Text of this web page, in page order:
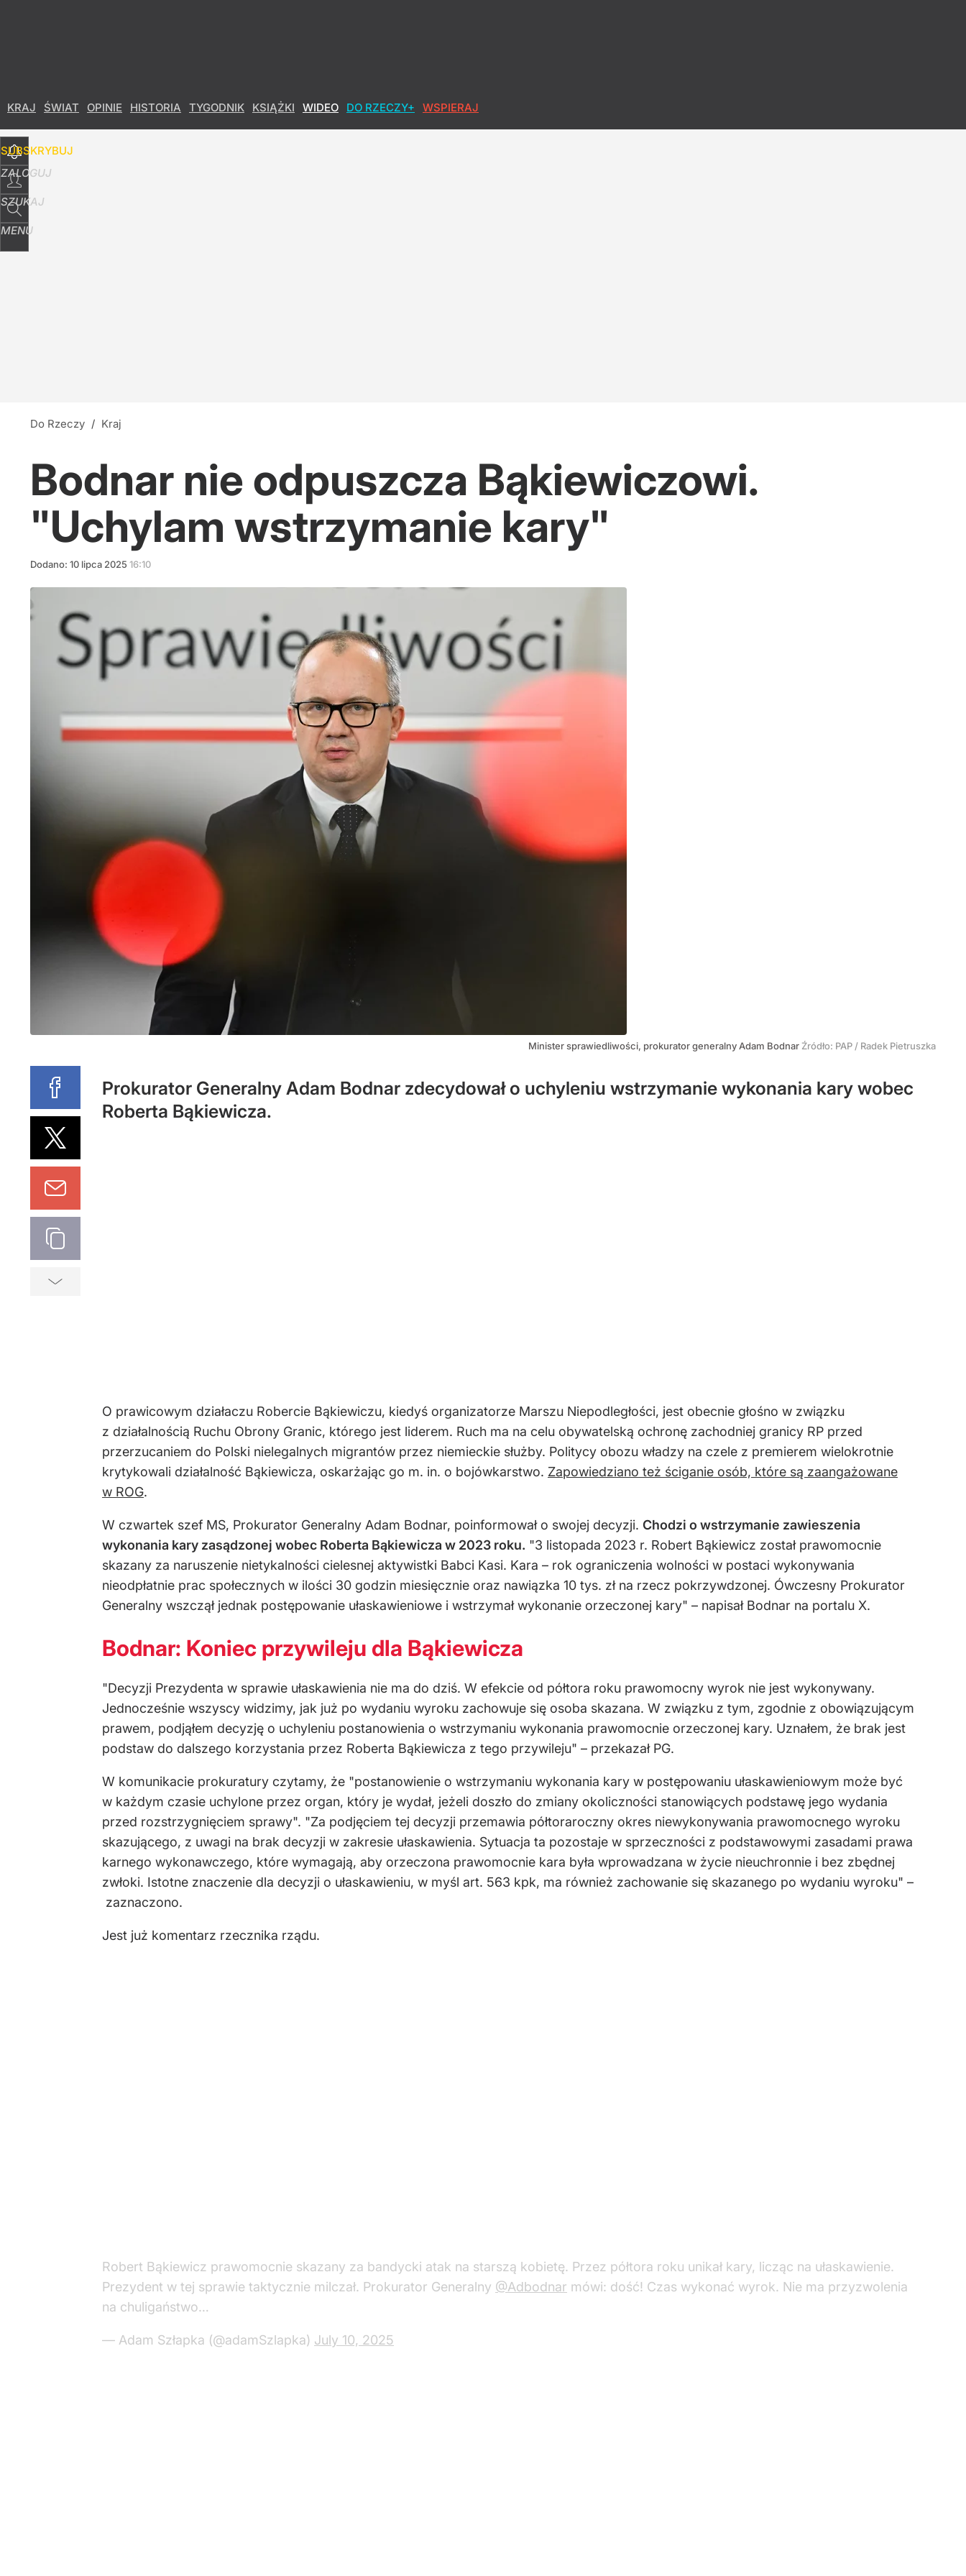
KRAJ ŚWIAT OPINIE HISTORIA TYGODNIK KSIĄŻKI WIDEO DO RZECZY+ WSPIERAJ
SUBSKRYBUJ
ZALOGUJ
SZUKAJ
MENU
Do Rzeczy / Kraj
Bodnar nie odpuszcza Bąkiewiczowi.
"Uchylam wstrzymanie kary"
Dodano: 10 lipca 2025 16:10
Minister sprawiedliwości, prokurator generalny Adam Bodnar Źródło: PAP / Radek Pietruszka
Prokurator Generalny Adam Bodnar zdecydował o uchyleniu wstrzymanie wykonania kary wobec
Roberta Bąkiewicza.
O prawicowym działaczu Robercie Bąkiewiczu, kiedyś organizatorze Marszu Niepodległości, jest obecnie głośno w związku
z działalnością Ruchu Obrony Granic, którego jest liderem. Ruch ma na celu obywatelską ochronę zachodniej granicy RP przed
przerzucaniem do Polski nielegalnych migrantów przez niemieckie służby. Politycy obozu władzy na czele z premierem wielokrotnie
krytykowali działalność Bąkiewicza, oskarżając go m. in. o bojówkarstwo. Zapowiedziano też ściganie osób, które są zaangażowane
w ROG.
W czwartek szef MS, Prokurator Generalny Adam Bodnar, poinformował o swojej decyzji. Chodzi o wstrzymanie zawieszenia
wykonania kary zasądzonej wobec Roberta Bąkiewicza w 2023 roku. "3 listopada 2023 r. Robert Bąkiewicz został prawomocnie
skazany za naruszenie nietykalności cielesnej aktywistki Babci Kasi. Kara – rok ograniczenia wolności w postaci wykonywania
nieodpłatnie prac społecznych w ilości 30 godzin miesięcznie oraz nawiązka 10 tys. zł na rzecz pokrzywdzonej. Ówczesny Prokurator
Generalny wszczął jednak postępowanie ułaskawieniowe i wstrzymał wykonanie orzeczonej kary" – napisał Bodnar na portalu X.
Bodnar: Koniec przywileju dla Bąkiewicza
"Decyzji Prezydenta w sprawie ułaskawienia nie ma do dziś. W efekcie od półtora roku prawomocny wyrok nie jest wykonywany.
Jednocześnie wszyscy widzimy, jak już po wydaniu wyroku zachowuje się osoba skazana. W związku z tym, zgodnie z obowiązującym
prawem, podjąłem decyzję o uchyleniu postanowienia o wstrzymaniu wykonania prawomocnie orzeczonej kary. Uznałem, że brak jest
podstaw do dalszego korzystania przez Roberta Bąkiewicza z tego przywileju" – przekazał PG.
W komunikacie prokuratury czytamy, że "postanowienie o wstrzymaniu wykonania kary w postępowaniu ułaskawieniowym może być
w każdym czasie uchylone przez organ, który je wydał, jeżeli doszło do zmiany okoliczności stanowiących podstawę jego wydania
przed rozstrzygnięciem sprawy". "Za podjęciem tej decyzji przemawia półtoraroczny okres niewykonywania prawomocnego wyroku
skazującego, z uwagi na brak decyzji w zakresie ułaskawienia. Sytuacja ta pozostaje w sprzeczności z podstawowymi zasadami prawa
karnego wykonawczego, które wymagają, aby orzeczona prawomocnie kara była wprowadzana w życie nieuchronnie i bez zbędnej
zwłoki. Istotne znaczenie dla decyzji o ułaskawieniu, w myśl art. 563 kpk, ma również zachowanie się skazanego po wydaniu wyroku" –
zaznaczono.
Jest już komentarz rzecznika rządu.
Ruch Obrony Granic i Bąkiewicz w Sejmie. Otrzymali owacje na stojąco
na stojąco od parlamentarzystów PiS.